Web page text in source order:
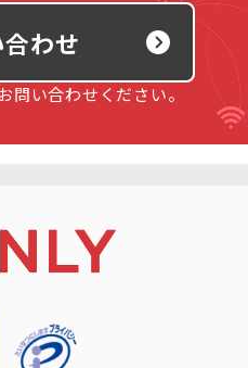
わせ
問い合わせください。